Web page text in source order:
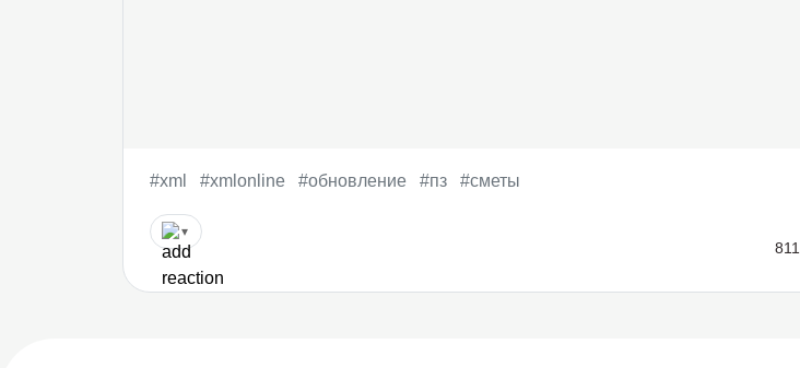
#xml #xmlonline #обновление #пз #сметы
▾
811